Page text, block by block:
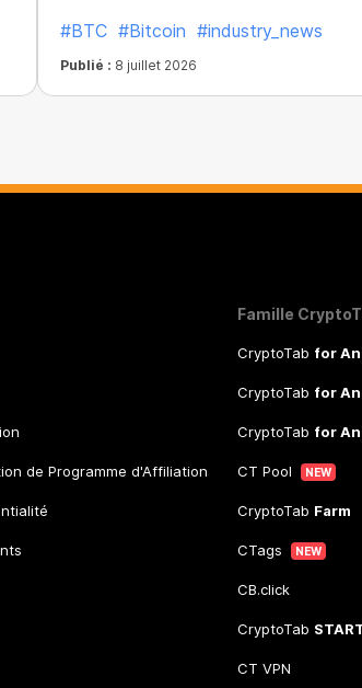
#BTC #Bitcoin #industry_news
Publié : 8 juillet 2026
de Programme d'Affiliation
Famille
CryptoTab for
CryptoTab for
CryptoTab for
CT Pool NEW
CryptoTab Farm
CTags NEW
CB.click
CryptoTab
CT VPN